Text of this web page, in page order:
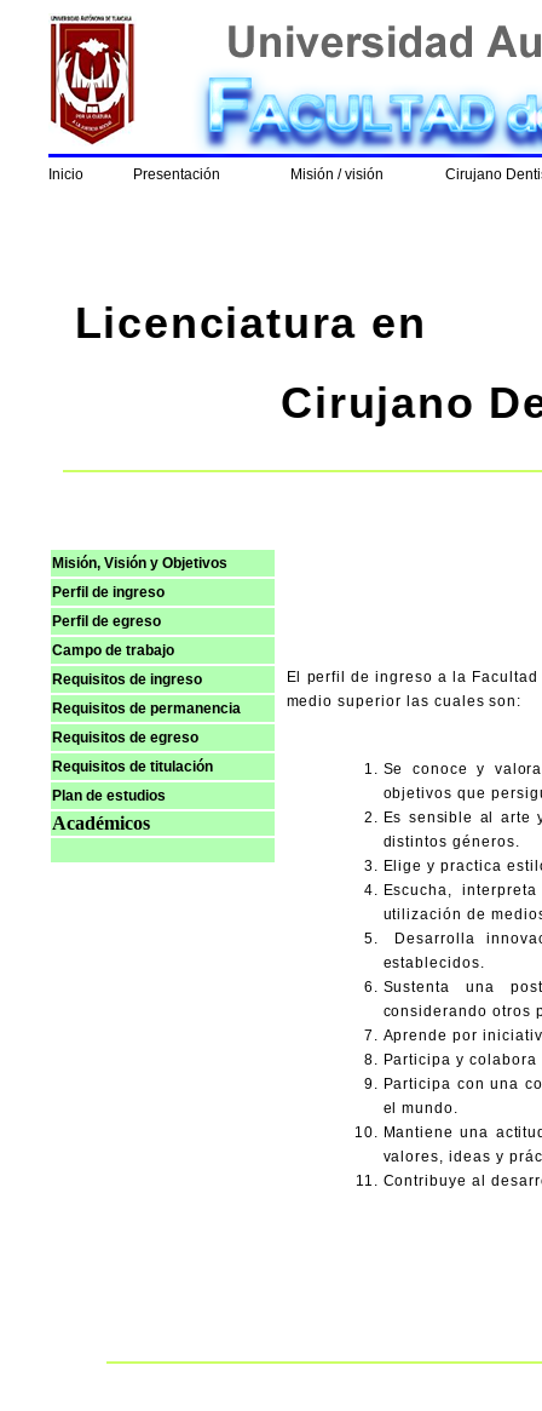
Inicio Presentación Misión / visión Cirujano
Licenciatura en
Cirujano
Misión, Visión y Objetivos
Perfil de ingreso
Perfil de egreso
Campo de trabajo
Requisitos de ingreso
Requisitos de permanencia
Requisitos de egreso
Requisitos de titulación
Plan de estudios
Académicos
El perfil de ingreso a la
medio superior las cuales son:
Se conoce y
objetivos que
Es sensible al arte
distintos géneros.
Elige y practica
Escucha,
utilización de
Desarrolla
establecidos.
Sustenta una
considerando otros
Aprende por
Participa y
Participa con una
el mundo.
Mantiene una
valores, ideas y
Contribuye al